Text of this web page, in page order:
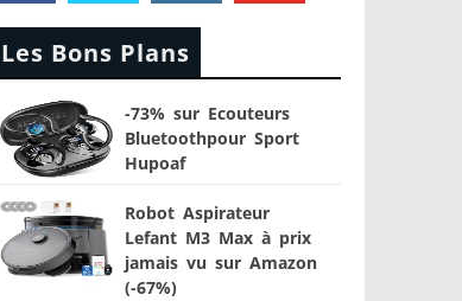
Les Bons Plans
-73% sur Ecouteurs
Bluetoothpour Sport
Hupoaf
Robot Aspirateur
Lefant M3 Max à prix
jamais vu sur Amazon
(-67%)